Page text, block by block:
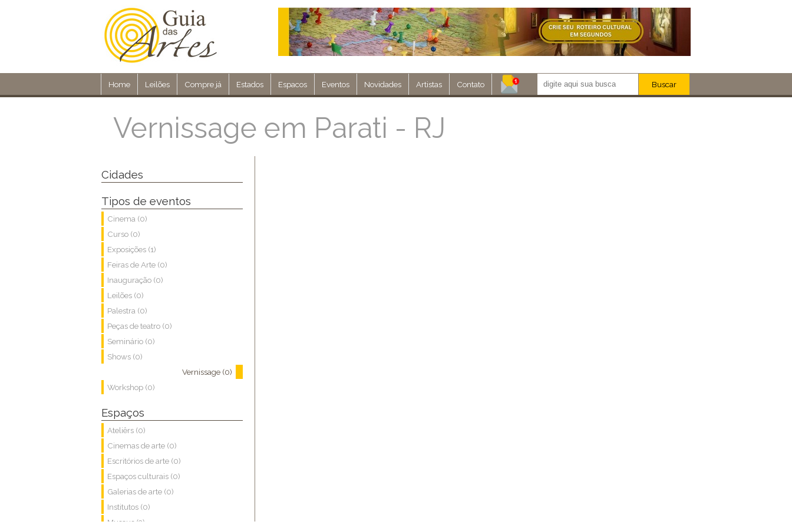
Home Leilões Compre já Estados Espacos Eventos Novidades Artistas Contato Buscar
Vernissage em Parati - RJ
Cidades
Tipos de eventos
Cinema (0)
Curso (0)
Exposições (1)
Feiras de Arte (0)
Inauguração (0)
Leilões (0)
Palestra (0)
Peças de teatro (0)
Seminário (0)
Shows (0)
Vernissage (0)
Workshop (0)
Espaços
Ateliêrs (0)
Cinemas de arte (0)
Escritórios de arte (0)
Espaços culturais (0)
Galerias de arte (0)
Institutos (0)
Museus (3)